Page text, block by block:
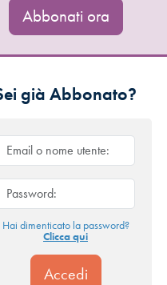
Abbonati ora
già Abbonato?
Hai dimenticato la password?
Clicca qui